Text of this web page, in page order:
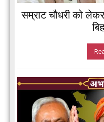
सम्राट चौधरी को